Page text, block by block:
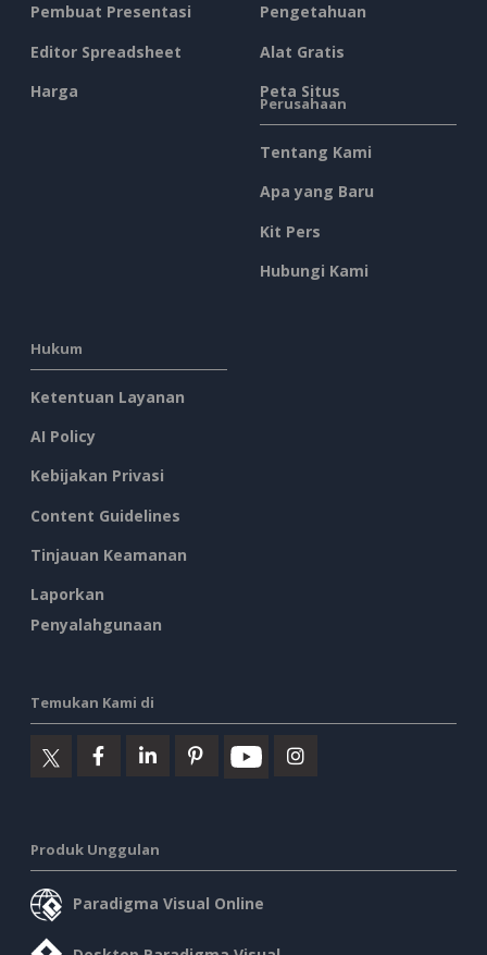
Pembuat Presentasi
Editor Spreadsheet
Harga
Pengetahuan
Alat Gratis
Peta Situs
Perusahaan
Tentang Kami
Apa yang Baru
Kit Pers
Hubungi Kami
Hukum
Ketentuan Layanan
AI Policy
Kebijakan Privasi
Content Guidelines
Tinjauan Keamanan
Laporkan
Penyalahgunaan
Temukan Kami di
Produk Unggulan
Paradigma Visual Online